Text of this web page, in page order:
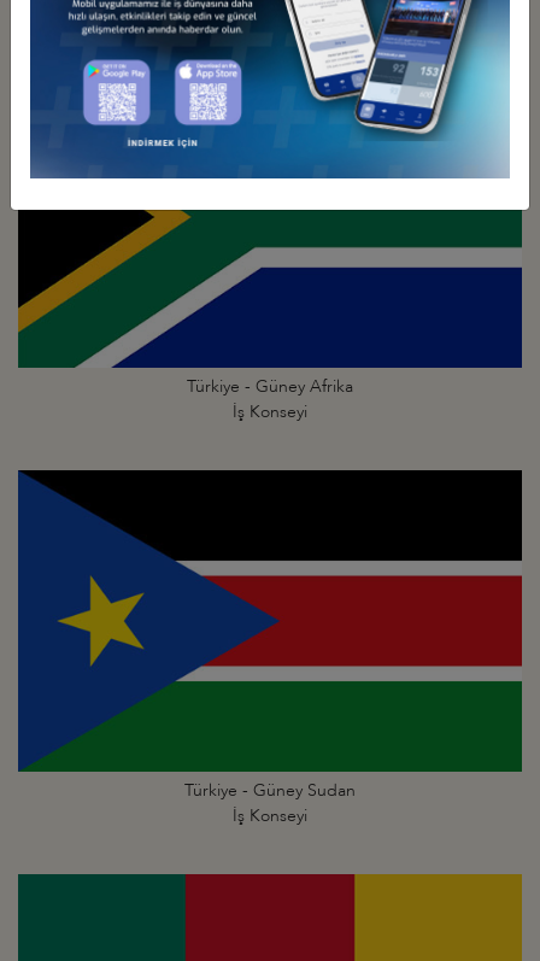
İş Konseyi
Türkiye - Güney Afrika
İş Konseyi
Türkiye - Güney Sudan
İş Konseyi